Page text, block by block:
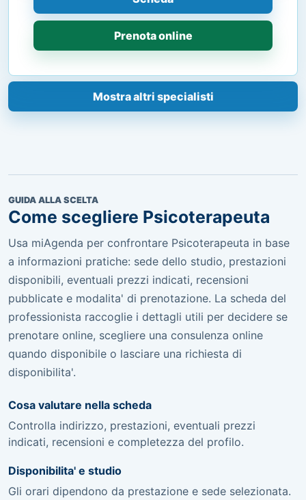
Prenota online
Mostra altri specialisti
GUIDA ALLA SCELTA
Come scegliere Psicoterapeuta
Usa miAgenda per confrontare Psicoterapeuta in base
a informazioni pratiche: sede dello studio, prestazioni
disponibili, eventuali prezzi indicati, recensioni
pubblicate e modalita' di prenotazione. La scheda del
professionista raccoglie i dettagli utili per decidere se
prenotare online, scegliere una consulenza online
quando disponibile o lasciare una richiesta di
disponibilita'.
Cosa valutare nella scheda
Controlla indirizzo, prestazioni, eventuali prezzi
indicati, recensioni e completezza del profilo.
Disponibilita' e studio
Gli orari dipendono da prestazione e sede selezionata.